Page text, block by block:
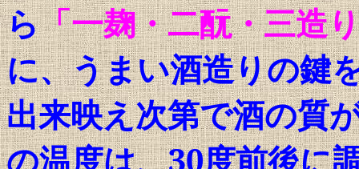
ら「一麹・二酛・三造
に、うまい酒造りの鍵
出来映え次第で酒の質
の温度は、30度前後に